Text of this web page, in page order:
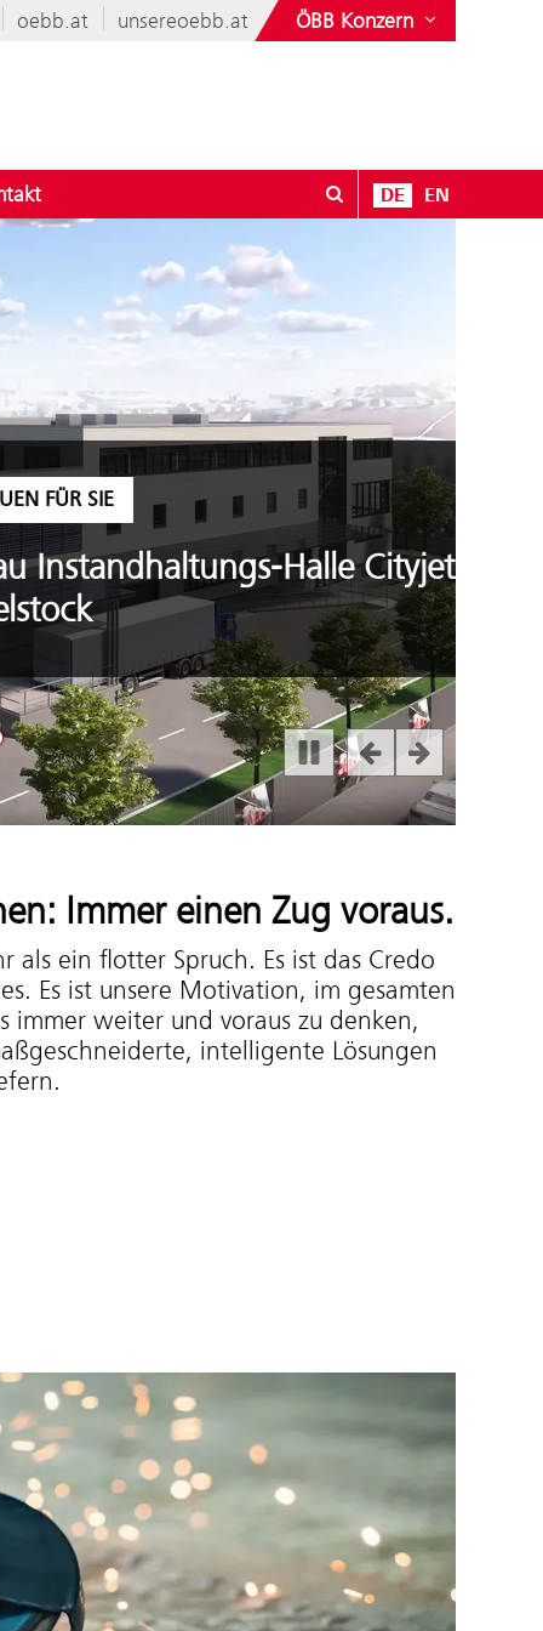
oebb.at unsereoebb.at ÖBB Konzern
Karriere
öffnen für Verkauf DE EN
Halle Cityjet
4 5
Angebot 6
Angebot 7
Immer einen Zug voraus.
als ein flotter Spruch. Es ist das Credo
Es ist unsere Motivation, im gesamten
immer weiter und voraus zu denken,
intelligente Lösungen